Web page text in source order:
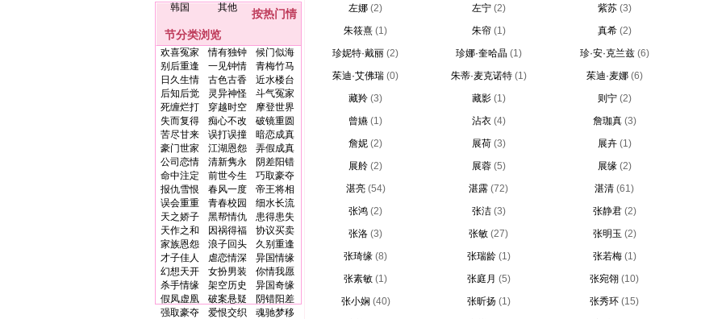
韩国
其他
按热门情
节分类浏览
欢喜冤家 情有独钟
候门似海
别后重逢
一见钟情
青梅竹马
日久生情
古色古香
近水楼台
后知后觉
灵异神怪
斗气冤家
死缠烂打
穿越时空
摩登世界
失而复得
痴心不改
破镜重圆
苦尽甘来
误打误撞
暗恋成真
豪门世家
江湖恩怨
弄假成真
公司恋情
清新隽永
阴差阳错
命中注定
前世今生
巧取豪夺
报仇雪恨
春风一度
帝王将相
误会重重
青春校园
细水长流
天之娇子
黑帮情仇
患得患失
天作之和
因祸得福
协议买卖
家族恩怨
浪子回头
久别重逢
才子佳人
虐恋情深
异国情缘
幻想天开
女扮男装
你情我愿
杀手情缘
架空历史
异国奇缘
假凤虚凰
破案悬疑
阴错阳差
强取豪夺
爱恨交织
魂驰梦移
左娜 (2) 左宁 (2) 紫苏 (3)
朱筱熹 (1) 朱帘 (1) 真希 (2)
珍妮特·戴丽 (2) 珍娜·奎哈晶 (1) 珍·安·克兰兹 (6)
茱迪·艾佛瑞 (0) 朱蒂·麦克诺特 (1) 茱迪·麦娜 (6)
藏羚 (3) 藏影 (1) 则宁 (2)
曾嬿 (1) 沾衣 (4) 詹珈真 (3)
詹妮 (2) 展荷 (3) 展卉 (1)
展舲 (2) 展蓉 (5) 展缘 (2)
湛亮 (54) 湛露 (72) 湛清 (61)
张鸿 (2) 张洁 (3) 张静君 (2)
张洛 (3) 张敏 (27) 张明玉 (2)
张琦缘 (8) 张瑞龄 (1) 张若梅 (1)
张素敏 (1) 张庭月 (5) 张宛翎 (10)
张小娴 (40) 张昕扬 (1) 张秀环 (15)